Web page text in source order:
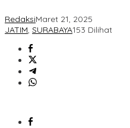
RedaksiMaret 21, 2025
JATIM, SURABAYA153 Dilihat